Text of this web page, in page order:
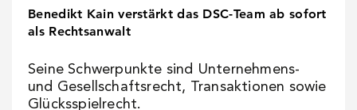
Benedikt Kain verstärkt das DSC-Team ab sofort
als Rechtsanwalt
Seine Schwerpunkte sind Unternehmens-
und Gesellschaftsrecht, Transaktionen sowie
Glücksspielrecht.